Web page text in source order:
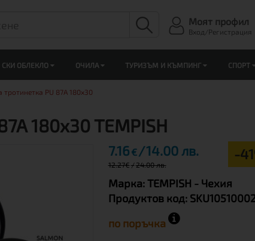
Моят профил
Вход/Регистрация
СКИ ОБЛЕКЛО ОЧИЛА ТУРИЗЪМ И КЪМПИНГ СПОРТ
тротинетка PU 87A 180x30
180x30 TEMPISH
7.16 € 14.00 лв.
12.27€ 24.00 лв.
-
Марка:TEMPISH - Чехия
Продуктов код:
по поръчка